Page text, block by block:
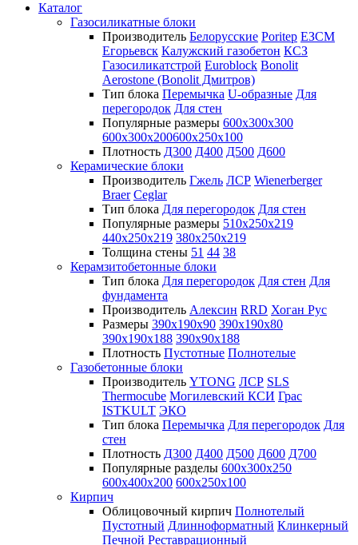
Каталог
Газосиликатные блоки
Производитель Белорусские Poritep ЕЗСМ
Егорьевск Калужский газобетон КСЗ
Газосиликатстрой Euroblock Bonolit
Aerostone (Bonolit Дмитров)
Тип блока Перемычка U-образные Для
перегородок Для стен
Популярные размеры 600х300х300
600х300х200600х250х100
Плотность Д300 Д400 Д500 Д600
Керамические блоки
Производитель Гжель ЛСР Wienerberger
Braer Ceglar
Тип блока Для перегородок Для стен
Популярные размеры 510х250х219
440х250х219 380х250х219
Толщина стены 51 44 38
Керамзитобетонные блоки
Тип блока Для перегородок Для стен Для
фундамента
Производитель Алексин RRD Хоган Рус
Размеры 390х190х90 390х190х80
390х190х188 390х90х188
Плотность Пустотные Полнотелые
Газобетонные блоки
Производитель YTONG ЛСР SLS
Thermocube Могилевский КСИ Грас
ISTKULT ЭКО
Тип блока Перемычка Для перегородок Для
стен
Плотность Д300 Д400 Д500 Д600 Д700
Популярные разделы 600х300х250
600х400х200 600х250х100
Кирпич
Облицовочный кирпич Полнотелый
Пустотный Длинноформатный Клинкерный
Печной Реставрационный